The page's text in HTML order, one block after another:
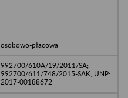
osobowo-płacowa
992700/610A/19/2011/SA;
992700/611/748/2015-SAK, UNP:
2017-00188672